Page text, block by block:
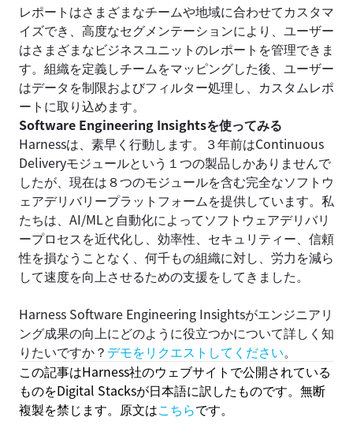
レポートはさまざまなチームや地域に合わせてカスタマ
イズでき、高度なセグメンテーションにより、ユーザー
はさまざまなビジネスユニットのレポートを管理できま
す。組織を定義しチームをマッピングした後、ユーザー
はデータを制限およびフィルター処理し、カスタムレポ
ートに取り込めます。
Software Engineering Insightsを使ってみる
Harnessは、素早く行動します。３年前はContinuous
Deliveryモジュールという１つの製品しかありませんで
したが、現在は８つのモジュールを含む完全なソフトウ
ェアデリバリープラットフォームを提供しています。私
たちは、AI/MLと自動化によってソフトウェアデリバリ
ープロセスを近代化し、効率性、セキュリティー、信頼
性を損なうことなく、何千もの組織に対し、労力を減ら
して速度を向上させるための支援をしてきました。
Harness Software Engineering Insightsがエンジニアリ
ング成果の向上にどのように役立つかについて詳しく知
りたいですか？ デモをリクエストしてください。
この記事はHarness社のウェブサイトで公開されている
ものをDigital Stacksが日本語に訳したものです。 無断
複製を禁じます。 原文はこちらです。